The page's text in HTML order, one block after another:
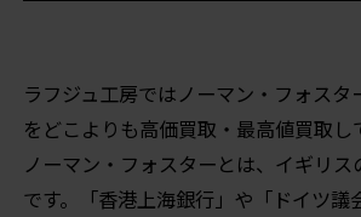
ラフジュ工房ではノーマン・フォスタ
をどこよりも高価買取・最高値買取し
ノーマン・フォスターとは、イギリス
です。「香港上海銀行」や「ドイツ議